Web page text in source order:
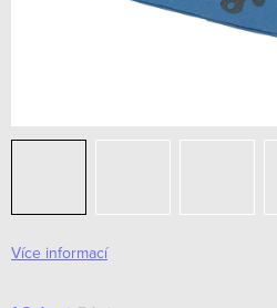
Více informací